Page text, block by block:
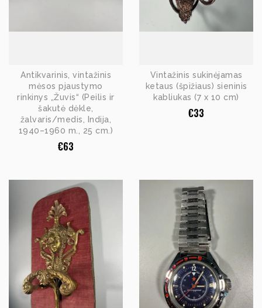
Antikvarinis, vintažinis
mėsos pjaustymo
rinkinys „Žuvis“ (Peilis ir
šakutė dėkle,
žalvaris/medis, Indija,
1940–1960 m., 25 cm.)
€63
Vintažinis sukinėjamas
ketaus (špižiaus) sieninis
kabliukas (7 x 10 cm)
€33